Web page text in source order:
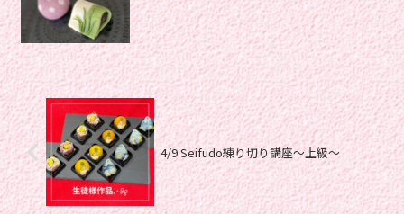
4/9 Seifudo練り切り講座〜上級〜